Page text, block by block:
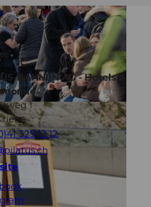
BAHNEN AG - Hotels &
1
329 12 12